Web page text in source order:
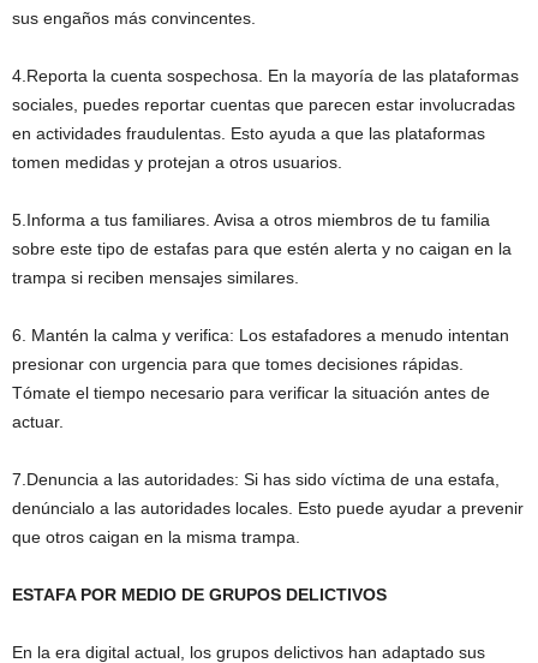
sus engaños más convincentes.
4.Reporta la cuenta sospechosa. En la mayoría de las plataformas
sociales, puedes reportar cuentas que parecen estar involucradas
en actividades fraudulentas. Esto ayuda a que las plataformas
tomen medidas y protejan a otros usuarios.
5.Informa a tus familiares. Avisa a otros miembros de tu familia
sobre este tipo de estafas para que estén alerta y no caigan en la
trampa si reciben mensajes similares.
6. Mantén la calma y verifica: Los estafadores a menudo intentan
presionar con urgencia para que tomes decisiones rápidas.
Tómate el tiempo necesario para verificar la situación antes de
actuar.
7.Denuncia a las autoridades: Si has sido víctima de una estafa,
denúncialo a las autoridades locales. Esto puede ayudar a prevenir
que otros caigan en la misma trampa.
ESTAFA POR MEDIO DE GRUPOS DELICTIVOS
En la era digital actual, los grupos delictivos han adaptado sus